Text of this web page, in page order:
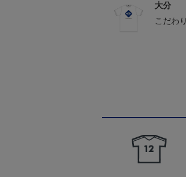
大分
こだわ